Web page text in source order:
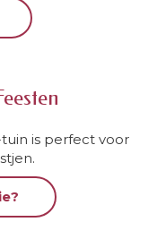
is perfect voor